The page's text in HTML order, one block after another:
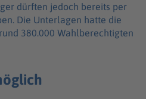
dürften jedoch bereits per
Die Unterlagen hatte die
380.000 Wahlberechtigten